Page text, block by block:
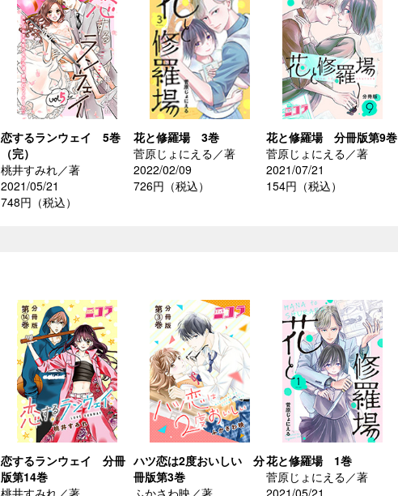
恋するランウェイ 5巻
（完）
桃井すみれ／著
2021/05/21
748円（税込）
花と修羅場 3巻
菅原じょにえる／著
2022/02/09
726円（税込）
花と修羅場 分冊版第9巻
菅原じょにえる／著
2021/07/21
154円（税込）
恋するランウェイ 分冊
版第14巻
ハツ恋は2度おいしい 分
冊版第3巻
花と修羅場 1巻
菅原じょにえる／著